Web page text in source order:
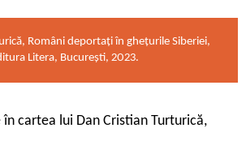
Români deportați în ghețurile Siberiei,
Litera, București, 2023.
cartea lui Dan Cristian Turturică,